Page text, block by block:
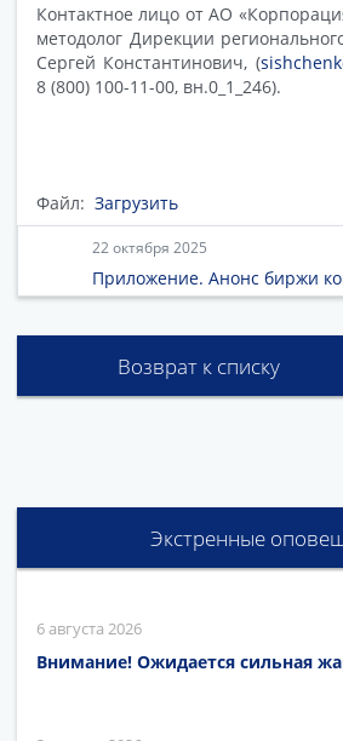
Контактное лицо от АО
методолог Дирекции
Сергей Константинович, (
8 (800) 100-11-00, вн.0_1_246).
Файл: Загрузить
22 октября 2025
Приложение. Анонс биржи
Возврат к списку
Экстренные
6 августа 2026
Внимание! Ожидается сильная